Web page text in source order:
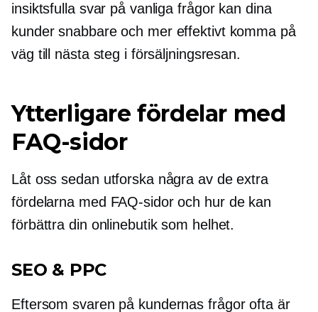
insiktsfulla svar på vanliga frågor kan dina
kunder snabbare och mer effektivt komma på
väg till nästa steg i försäljningsresan.
Ytterligare fördelar med
FAQ-sidor
Låt oss sedan utforska några av de extra
fördelarna med FAQ-sidor och hur de kan
förbättra din onlinebutik som helhet.
SEO & PPC
Eftersom svaren på kundernas frågor ofta är